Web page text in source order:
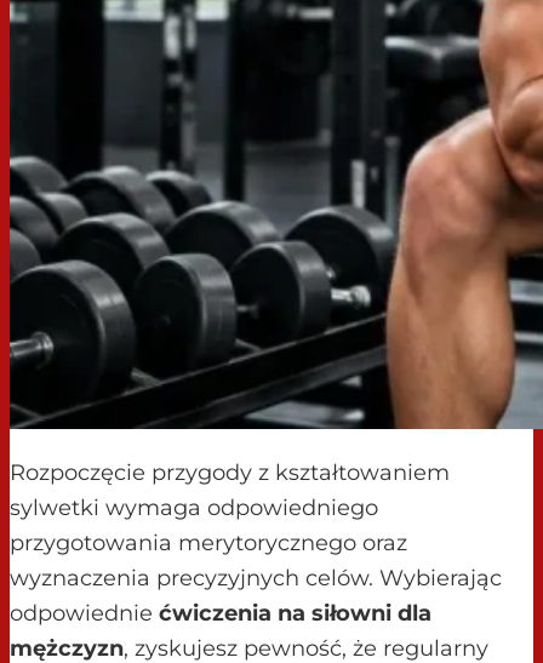
Rozpoczęcie przygody z kształtowaniem
sylwetki wymaga odpowiedniego
przygotowania merytorycznego oraz
wyznaczenia precyzyjnych celów. Wybierając
odpowiednie ćwiczenia na siłowni dla
mężczyzn, zyskujesz pewność, że regularny